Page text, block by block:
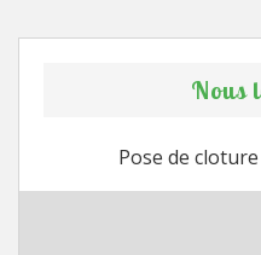
Nous
Pose de